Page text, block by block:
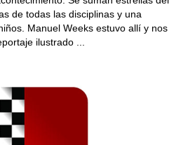
de todas las disciplinas y una
Manuel Weeks estuvo allí y nos
ilustrado ...